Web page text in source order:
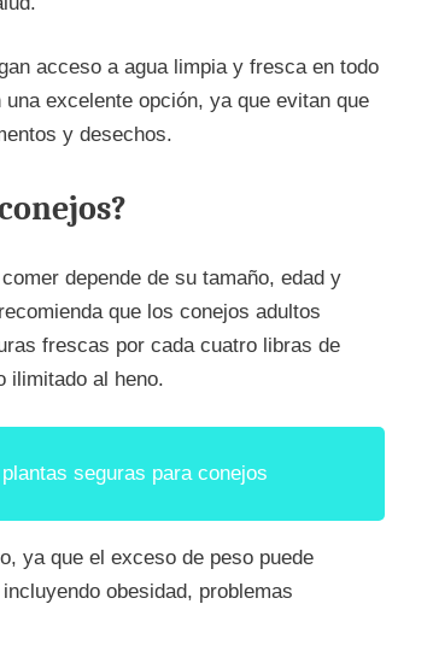
acceso a agua limpia y fresca en todo
excelente opción, ya que evitan que
y desechos.
depende de su tamaño, edad y
que los conejos adultos
frescas por cada cuatro libras de
ilimitado al heno.
seguras para conejos
ya que el exceso de peso puede
obesidad, problemas